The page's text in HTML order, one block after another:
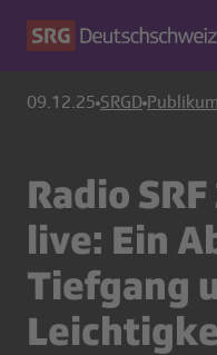
09.12.25 SRGD
Radio
live: Ein
Tiefgang